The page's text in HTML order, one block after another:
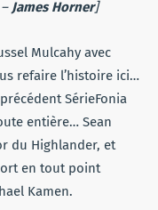
James Horner]
Mulcahy avec
refaire l’histoire ici…
SérieFonia
entière… Sean
du Highlander, et
en tout point
Kamen.